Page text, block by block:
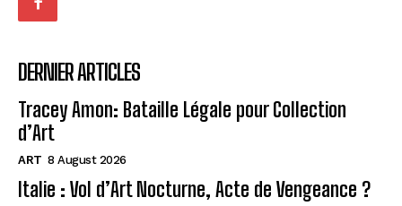
DERNIER ARTICLES
Tracey Amon: Bataille Légale pour Collection
d’Art
ART 8 August 2026
Italie : Vol d’Art Nocturne, Acte de Vengeance ?